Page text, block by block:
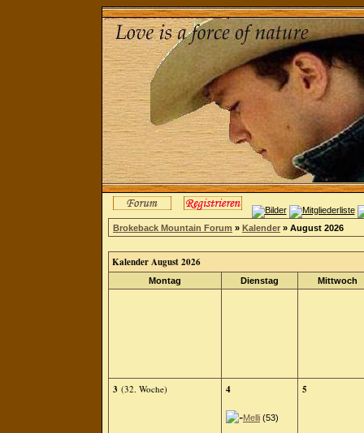
Brokeback Mountain Forum » Kalender » August 2026
Kalender August 2026
Montag Dienstag Mittwoch
3 (32. Woche) 4
Melli (53)
5